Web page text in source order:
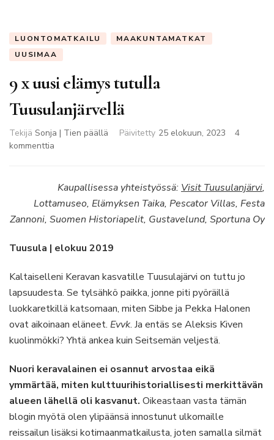
LUONTOMATKAILU
MAAKUNTAMATKAT
UUSIMAA
9 x uusi elämys tutulla
Tuusulanjärvellä
Tekijä Sonja | Tien päällä Päivitetty 25 elokuun, 2023
4
kommenttia
uusi
elämys
tutulla
Tuusulanjärvellä
Kaupallisessa yhteistyössä: Visit Tuusulanjärvi,
Lottamuseo, Elämyksen Taika, Pescator Villas, Festa
Zannoni, Suomen Historiapelit, Gustavelund, Sportuna Oy
Tuusula | elokuu 2019
Kaltaiselleni Keravan kasvatille Tuusulajärvi on tuttu jo
lapsuudesta. Se tylsähkö paikka, jonne piti pyöräillä
luokkaretkillä katsomaan, miten Sibbe ja Pekka Halonen
ovat aikoinaan eläneet. Evvk. Ja entäs se Aleksis Kiven
kuolinmökki? Yhtä ankea kuin Seitsemän veljestä.
Nuori keravalainen ei osannut arvostaa eikä
ymmärtää, miten kulttuurihistoriallisesti merkittävän
alueen lähellä oli kasvanut. Oikeastaan vasta tämän
blogin myötä olen ylipäänsä innostunut ulkomaille
reissailun lisäksi kotimaanmatkailusta, joten samalla silmät